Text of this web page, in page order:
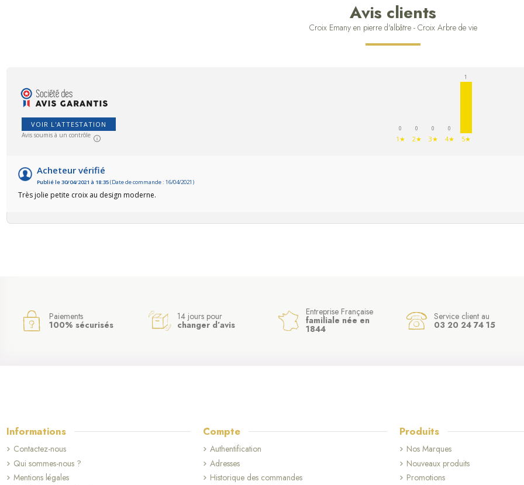
Avis clients
Croix Emany en pierre d'albâtre - Croix Arbre de vie
VOIR L'ATTESTATION
Avis soumis à un contrôle
0
1★
0
2★
0
3★
0
4★
1
5★
Acheteur vérifié
Publié le 30/04/2021 à 18:35(Date de commande : 16/04/2021)
Très jolie petite croix au design moderne.
Paiements
100% sécurisés
14 jours pour
changer d’avis
Entreprise Française
familiale née en
1844
Service client au
03 20 24 74 15
Informations
Contactez-nous
Qui sommes-nous ?
Mentions légales
Compte
Authentification
Adresses
Historique des commandes
Produits
Nos Marques
Nouveaux produits
Promotions